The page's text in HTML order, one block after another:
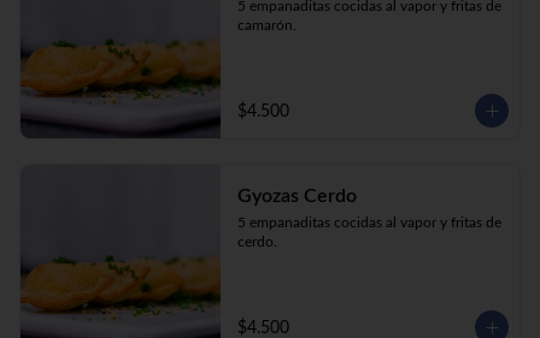
5 empanaditas cocidas al vapor y fritas de
camarón.
$4.500
Gyozas Cerdo
5 empanaditas cocidas al vapor y fritas de
cerdo.
$4.500